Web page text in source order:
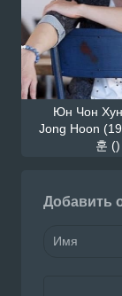
Юн Чон
Jong Hoon
훈 ()
Добавить